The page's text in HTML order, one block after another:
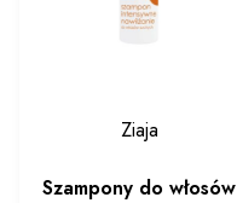
Ziaja
Szampony do włosów